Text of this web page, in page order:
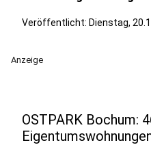
Veröffentlicht: Dienstag,
Anzeige
OSTPARK Bochum: